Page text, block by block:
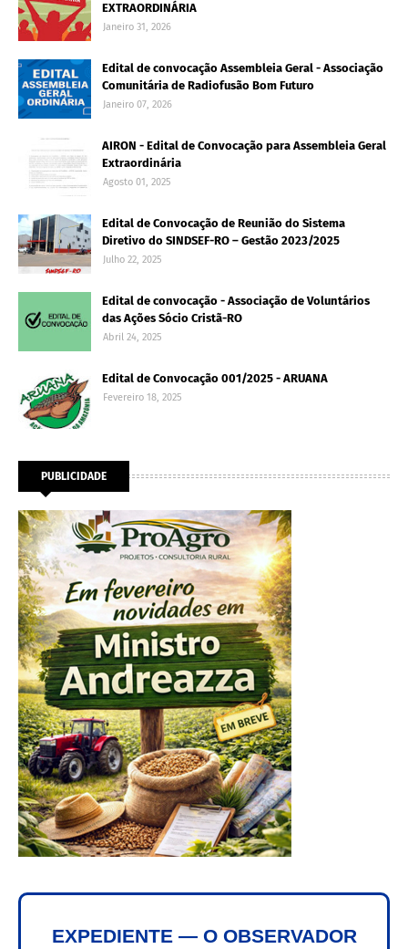
EXTRAORDINÁRIA
Janeiro 31, 2026
Edital de convocação Assembleia Geral - Associação
Comunitária de Radiofusão Bom Futuro
Janeiro 07, 2026
AIRON - Edital de Convocação para Assembleia Geral
Extraordinária
Agosto 01, 2025
Edital de Convocação de Reunião do Sistema
Diretivo do SINDSEF-RO – Gestão 2023/2025
Julho 22, 2025
Edital de convocação - Associação de Voluntários
das Ações Sócio Cristã-RO
Abril 24, 2025
Edital de Convocação 001/2025 - ARUANA
Fevereiro 18, 2025
PUBLICIDADE
EXPEDIENTE — O OBSERVADOR